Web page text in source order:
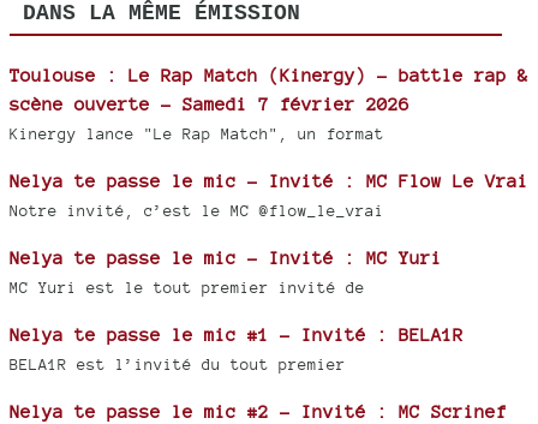
DANS LA MÊME ÉMISSION
Toulouse : Le Rap Match (Kinergy) – battle rap &
scène ouverte – Samedi 7 février 2026
Kinergy lance "Le Rap Match", un format
Nelya te passe le mic - Invité : MC Flow Le Vrai
Notre invité, c’est le MC @flow_le_vrai
Nelya te passe le mic - Invité : MC Yuri
MC Yuri est le tout premier invité de
Nelya te passe le mic #1 - Invité : BELA1R
BELA1R est l’invité du tout premier
Nelya te passe le mic #2 - Invité : MC Scrinef